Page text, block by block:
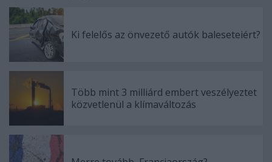
Ki felelős az önvezető autók baleseteiért?
Több mint 3 milliárd embert veszélyeztet
közvetlenül a klímaváltozás